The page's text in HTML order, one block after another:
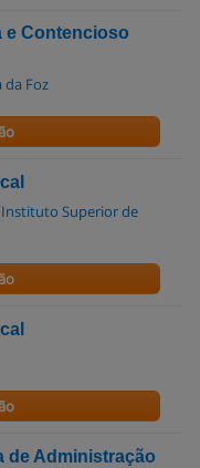
e Contencioso
da Foz
Instituto Superior de
de Administração